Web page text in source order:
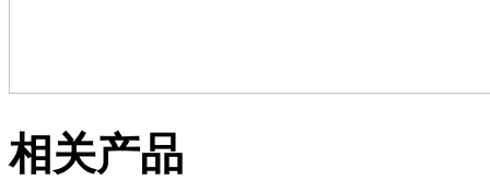
相关产品